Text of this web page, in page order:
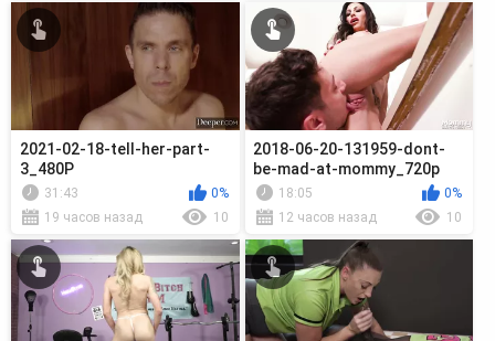
2021-02-18-tell-her-part-
3_480P
31:43
0%
19 часов назад
10
2018-06-20-131959-dont-
be-mad-at-mommy_720p
18:05
0%
12 часов назад
10